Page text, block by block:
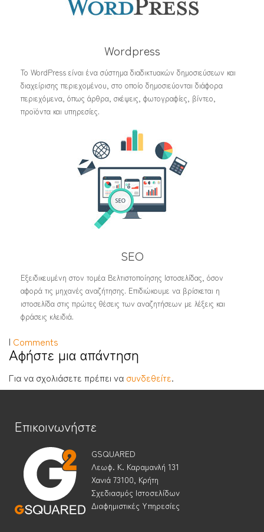
Wordpress
Το WordPress είναι ένα σύστημα διαδικτυακών δημοσιεύσεων και
διαχείρισης περιεχομένου, στο οποίο δημοσιεύονται διάφορα
περιεχόμενα, όπως άρθρα, σκέψεις, φωτογραφίες, βίντεο,
προϊόντα και υπηρεσίες.
SEO
Εξειδικευμένη στον τομέα Βελτιστοποίησης Ιστοσελίδας, όσον
αφορά τις μηχανές αναζήτησης. Επιδιώκουμε να βρίσκεται η
ιστοσελίδα στις πρώτες θέσεις των αναζητήσεων με λέξεις και
φράσεις κλειδιά.
| Comments
Αφήστε μια απάντηση
Για να σχολιάσετε πρέπει να συνδεθείτε.
Επικοινωνήστε
GSQUARED
Λεωφ. Κ. Καραμανλή 131
Χανιά 73100, Κρήτη
Σχεδιασμός Ιστοσελίδων
Διαφημιστικές Υπηρεσίες